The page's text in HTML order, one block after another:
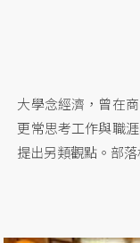
大學念經濟，曾在
更常思考工作與職
提出另類觀點。部